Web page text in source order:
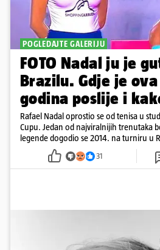
POGLEDAJTE GALERIJU
FOTO Nadal ju je
Brazilu. Gdje je ova
godina poslije i
Rafael Nadal oprostio se od tenisa u
Cupu. Jedan od najviralnijih trenutaka
legende dogodio se 2014. na turniru u
pažnju odvlačila ljepotica iza klupe
31